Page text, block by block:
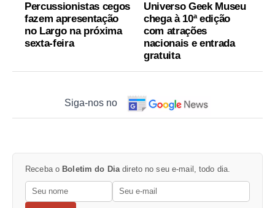
Percussionistas cegos
fazem apresentação
no Largo na próxima
sexta-feira
Universo Geek Museu
chega à 10ª edição
com atrações
nacionais e entrada
gratuita
Siga-nos no
Receba o Boletim do Diadireto no seu e-mail, todo dia.